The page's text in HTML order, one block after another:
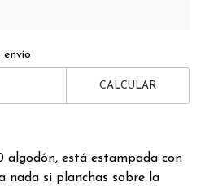
CALCULAR
algodón, está estampada con
nada si planchas sobre la